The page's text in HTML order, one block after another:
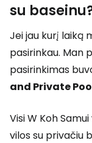
su
Jei jau kurį laiką
pasirinkau. Man
pasirinkimas
and Private
Visi W Koh
vilos su privačiu